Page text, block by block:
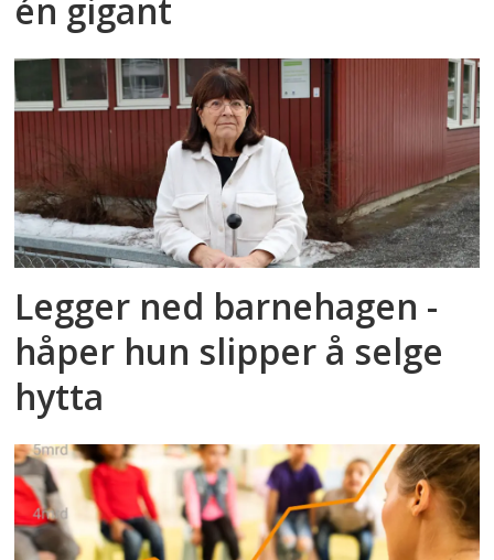
én gigant
Legger ned barnehagen -
håper hun slipper å selge
hytta